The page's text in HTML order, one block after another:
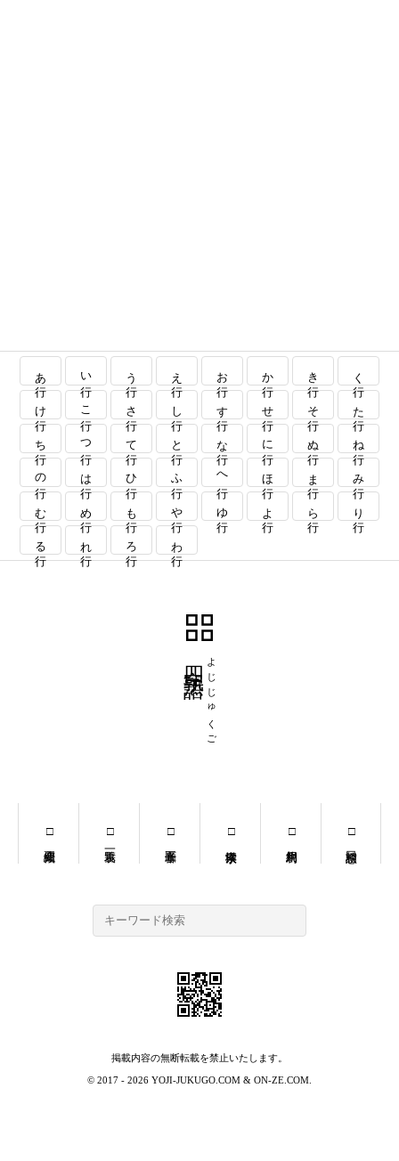
あ行 い行 う行 え行 お行 か行 き行 く行
け行 こ行 さ行 し行 す行 せ行 そ行 た行
ち行 つ行 て行 と行 な行 に行 ぬ行 ね行
の行 は行 ひ行 ふ行 へ行 ほ行 ま行 み行
む行 め行 も行 や行 ゆ行 よ行 ら行 り行
る行 れ行 ろ行 わ行
よじじゅくご
掲載内容の無断転載を禁止いたします。
© 2017 - 2026 YOJI-JUKUGO.COM & ON-ZE.COM